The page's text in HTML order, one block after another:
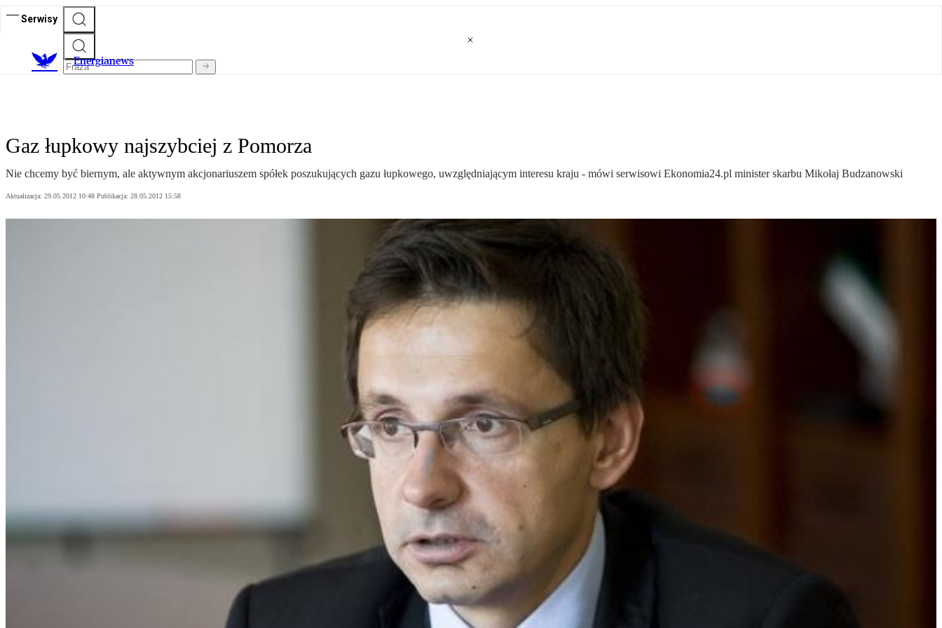
Serwisy
Energianews
Gaz łupkowy najszybciej z Pomorza
Nie chcemy być biernym, ale aktywnym akcjonariuszem spółek poszukujących gazu łupkowego, uwzględniającym interesu kraju - mówi serwisowi Ekonomia24.pl minister skarbu Mikołaj Budzanowski
Aktualizacja: 29.05.2012 10:48 Publikacja: 28.05.2012 15:58